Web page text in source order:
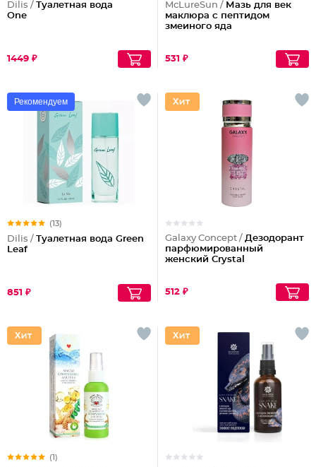
Dilis / Туалетная вода
One
1449 ₽
McLureSun / Мазь для век
маклюра с пептидом
змеиного яда
531 ₽
Рекомендуем
(13)
Dilis / Туалетная вода Green
Leaf
851 ₽
Galaxy Concept / Дезодорант
парфюмированный
женский Crystal
512 ₽
(1)